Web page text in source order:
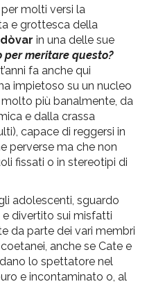
molti versi la
e grottesca della
in una delle sue
per meritare questo?
fa anche qui
impietoso su un nucleo
più banalmente, da
e dalla crassa
capace di reggersi in
perverse ma che non
fissati o in stereotipi di
adolescenti, sguardo
divertito sui misfatti
da parte dei vari membri
anche se Cate e
lo spettatore nel
e incontaminato o, al